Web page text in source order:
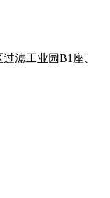
滤工业园B1座、